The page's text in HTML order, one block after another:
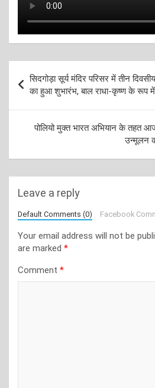
Post
navigation
सिदगोड़ा सूर्य मंदिर परिसर में तीन
का हुआ शुभारंभ, बाल राधा-कृष्ण के रूप में
पोलियो मुक्त भारत अभियान के तहत
उन्मूलन
Leave a reply
Default Comments (0) Facebook
Your email address will not be
are marked *
Comment *